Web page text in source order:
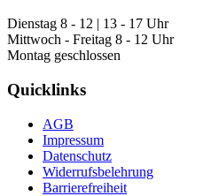
Dienstag 8 - 12 | 13 - 17 Uhr
Mittwoch - Freitag 8 - 12 Uhr
Montag geschlossen
Quicklinks
AGB
Impressum
Datenschutz
Widerrufsbelehrung
Barrierefreiheit